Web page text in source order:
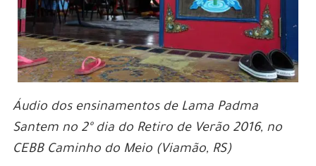
Áudio dos ensinamentos de Lama Padma
Santem no 2º dia do Retiro de Verão 2016, no
CEBB Caminho do Meio (Viamão, RS)